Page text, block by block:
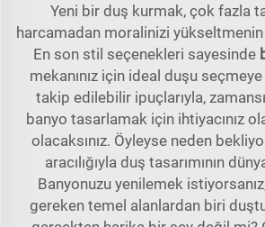
Yeni bir duş kurmak, çok fazla
harcamadan moralinizi
En son stil seçenekleri sayesinde
mekanınız için ideal duşu
takip edilebilir ipuçlarıyla,
banyo tasarlamak için ihtiyacınız
olacaksınız. Öyleyse neden
aracılığıyla duş tasarımının
Banyonuzu yenilemek
gereken temel alanlardan biri